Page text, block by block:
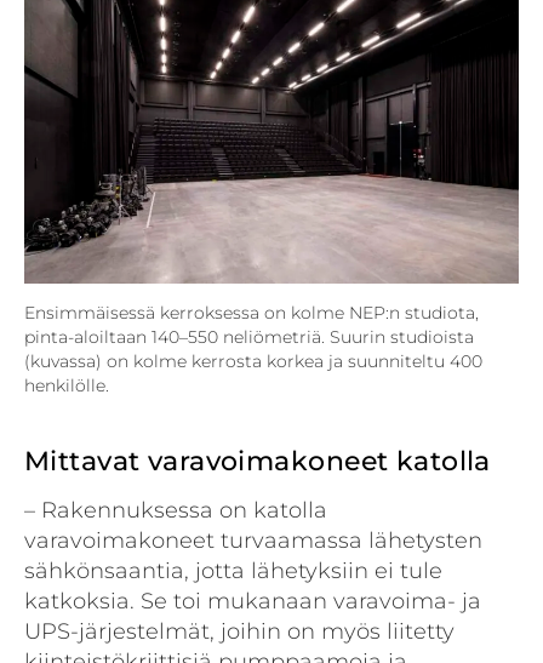
Ensimmäisessä kerroksessa on kolme NEP:n studiota,
pinta-aloiltaan 140–550 neliö­metriä. Suurin studioista
(kuvassa) on kolme kerrosta korkea ja suunniteltu 400
henkilölle.
Mittavat varavoimakoneet katolla
– Rakennuksessa on katolla
varavoimakoneet turvaamassa lähetysten
sähkönsaantia, jotta lähetyksiin ei tule
katkoksia. Se toi mukanaan varavoima- ja
UPS-järjestelmät, joihin on myös liitetty